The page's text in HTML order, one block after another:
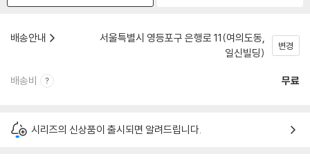
배송안내
서울특별시 영등포구 은행로 11(여의도동,
일신빌딩)
변경
배송비 무료
시리즈의 신상품이 출시되면 알려드립니다.